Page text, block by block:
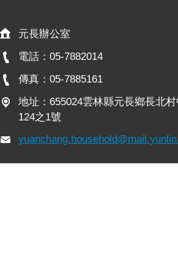
元長辦公室
電話：05-7882014
傳真：05-7885161
地址：655024雲林縣元長鄉長北
124之1號